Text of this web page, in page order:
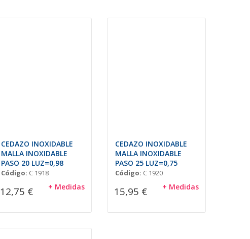
CEDAZO INOXIDABLE
MALLA INOXIDABLE
PASO 20 LUZ=0,98
Código: C 1918
12,75 € + Medidas
CEDAZO INOXIDABLE
MALLA INOXIDABLE
PASO 25 LUZ=0,75
Código: C 1920
15,95 € + Medidas